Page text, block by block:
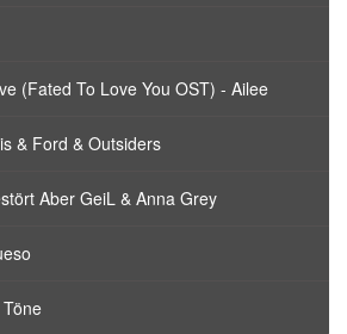
(Fated To Love You OST) - Ailee
& Ford & Outsiders
Aber GeiL & Anna Grey